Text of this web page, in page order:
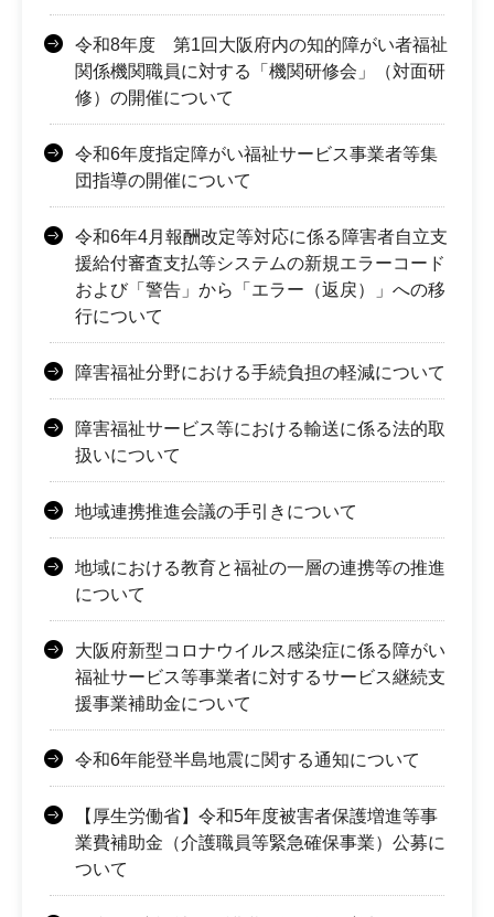
令和8年度 第1回大阪府内の知的障がい者福祉
関係機関職員に対する「機関研修会」（対面研
修）の開催について
令和6年度指定障がい福祉サービス事業者等集
団指導の開催について
令和6年4月報酬改定等対応に係る障害者自立支
援給付審査支払等システムの新規エラーコード
および「警告」から「エラー（返戻）」への移
行について
障害福祉分野における手続負担の軽減について
障害福祉サービス等における輸送に係る法的取
扱いについて
地域連携推進会議の手引きについて
地域における教育と福祉の一層の連携等の推進
について
大阪府新型コロナウイルス感染症に係る障がい
福祉サービス等事業者に対するサービス継続支
援事業補助金について
令和6年能登半島地震に関する通知について
【厚生労働省】令和5年度被害者保護増進等事
業費補助金（介護職員等緊急確保事業）公募に
ついて